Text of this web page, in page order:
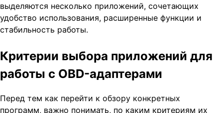
выделяются несколько приложений, сочетающих
удобство использования, расширенные функции и
стабильность работы.
Критерии выбора приложений для
работы с OBD-адаптерами
Перед тем как перейти к обзору конкретных
программ, важно понимать, по каким критериям их